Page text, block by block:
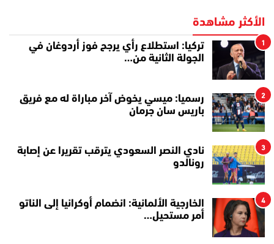
الأكثر مشاهدة
1
تركيا: استطلاع رأي يرجح فوز أردوغان في
الجولة الثانية من…
2
رسميا: ميسي يخوض آخر مباراة له مع فريق
باريس سان جرمان
3
نادي النصر السعودي يترقب تقريرا عن إصابة
رونالدو
4
الخارجية الألمانية: انضمام أوكرانيا إلى الناتو
أمر مستحيل…